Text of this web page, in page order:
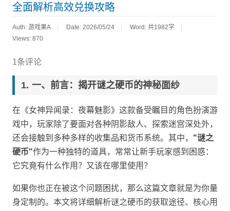
全面解析高效兑换攻略
Auth: 游戏果A Date: 2026/05/24 Word: 共1982字
Views: 870
1条评论
一、前言：揭开谜之硬币的神秘面纱
在《女神异闻录：夜幕魅影》这款备受瞩目的角色扮演游
戏中，玩家除了要面对各种阴影敌人、探索迷宫深处外，
还会接触到多种多样的收集品和货币系统。其中， "谜之
硬币"作为一种独特的道具，常常让新手玩家感到困惑：
它究竟有什么作用？又该在哪里使用？
如果你也正在被这个问题困扰，那么这篇文章就是为你量
身定制的。本文将详细解析谜之硬币的获取途径、核心用